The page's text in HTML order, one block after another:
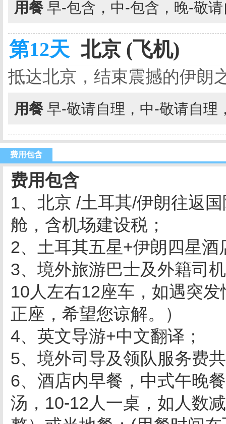
用餐 早-包含，中-包含，晚-敬
第12天 北京 (飞机)
抵达北京，结束震撼的伊朗
用餐 早-敬请自理，中-敬请自理
费用包含
费用包含
1、北京 /土耳其/伊朗往返
舱，含机场建设税；
2、土耳其五星+伊朗四星
3、境外旅游巴士及外籍司
10人左右12座车，如遇突
正座，希望您谅解。）
4、英文导游+中文翻译；
5、境外司导及领队服务费
6、酒店内早餐，中式午晚
汤，10-12人一桌，如人数